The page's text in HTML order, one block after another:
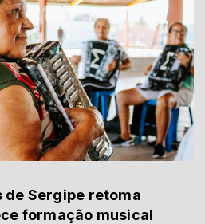
de Sergipe retoma
formação musical